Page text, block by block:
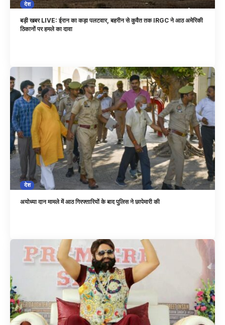
देश
बड़ी खबर LIVE: ईरान का कड़ा पलटवार, बहरीन से कुवैत तक IRGC ने आठ अमेरिकी
ठिकानों पर हमले का दावा
देश
अयोध्या दान मामले में आठ गिरफ्तारियों के बाद पुलिस ने छापेमारी की